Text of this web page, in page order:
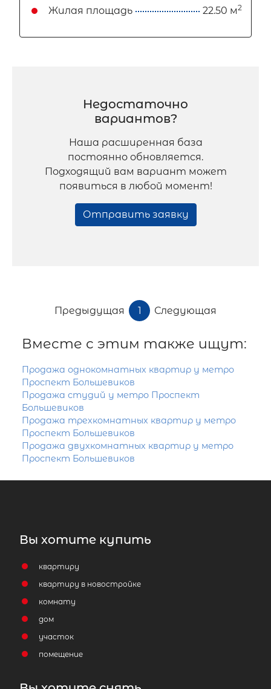
Жилая площадь 22.50 м2
Недостаточно
вариантов?
Наша расширенная база
постоянно обновляется.
Подходящий вам вариант может
появиться в любой момент!
Отправить заявку
Предыдущая 1 Следующая
Вместе с этим также ищут:
Продажа однокомнатных квартир у метро
Проспект Большевиков
Продажа студий у метро Проспект
Большевиков
Продажа трехкомнатных квартир у метро
Проспект Большевиков
Продажа двухкомнатных квартир у метро
Проспект Большевиков
Вы хотите купить
квартиру
квартиру в новостройке
комнату
дом
участок
помещение